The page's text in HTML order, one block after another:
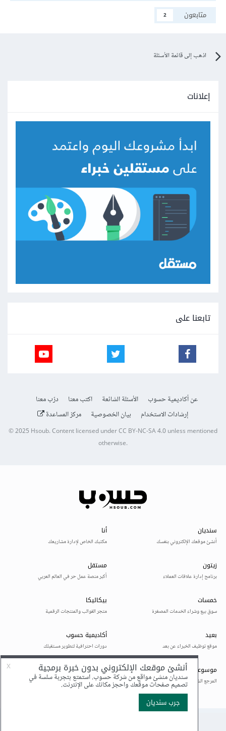
متابعون
2
اذهب إلى قائمة الأسئلة
إعلانات
تابعنا على
عن أكاديمية حسوب الأسئلة الشائعة اكتب معنا
درّب معنا
إرشادات الاستخدام
بيان الخصوصية مركز المساعدة
© 2025Hsoub.Content licensed underCC BY-NC-SA 4.0unless mentioned
otherwise.